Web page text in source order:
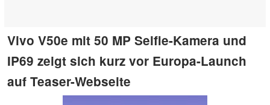
Vivo V50e mit 50 MP Selfie-Kamera und
IP69 zeigt sich kurz vor Europa-Launch
auf Teaser-Webseite